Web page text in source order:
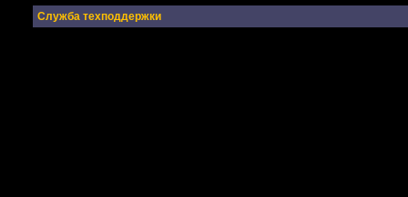
Служба техподдержки